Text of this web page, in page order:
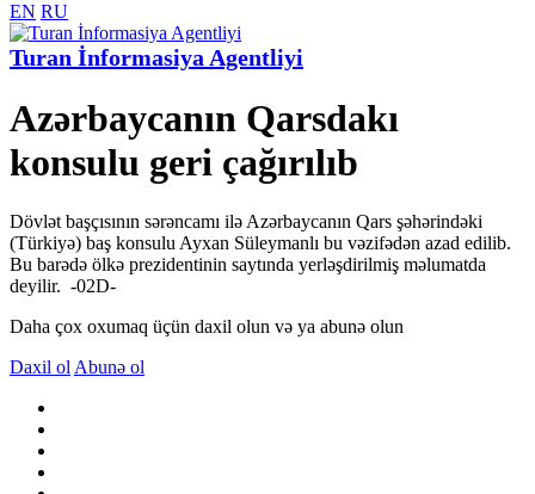
EN RU
Turan İnformasiya Agentliyi
Azərbaycanın Qarsdakı
konsulu geri çağırılıb
Dövlət başçısının sərəncamı ilə Azərbaycanın Qars şəhərindəki
(Türkiyə) baş konsulu Ayxan Süleymanlı bu vəzifədən azad edilib.
Bu barədə ölkə prezidentinin saytında yerləşdirilmiş məlumatda
deyilir. -02D-
Daha çox oxumaq üçün daxil olun və ya abunə olun
Daxil ol Abunə ol